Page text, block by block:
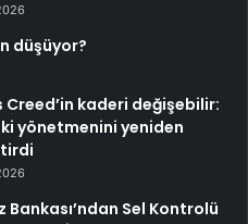
düşüyor?
Creed’in kaderi değişebilir:
yönetmenini yeniden
Bankası’ndan Sel Kontrolü